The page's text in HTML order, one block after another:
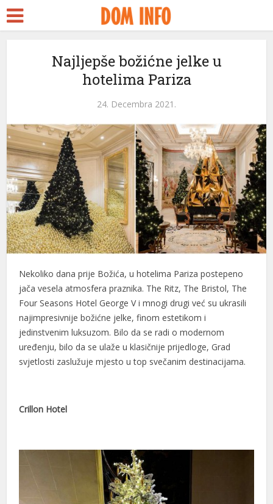
Najljepše božićne jelke u
hotelima Pariza
24. Decembra 2021.
Nekoliko dana prije Božića, u hotelima Pariza postepeno
jača vesela atmosfera praznika. The Ritz, The Bristol, The
Four Seasons Hotel George V i mnogi drugi već su ukrasili
najimpresivnije božićne jelke, finom estetikom i
jedinstvenim luksuzom. Bilo da se radi o modernom
uređenju, bilo da se ulaže u klasičnije prijedloge, Grad
svjetlosti zaslužuje mjesto u top svečanim destinacijama.
Crillon Hotel